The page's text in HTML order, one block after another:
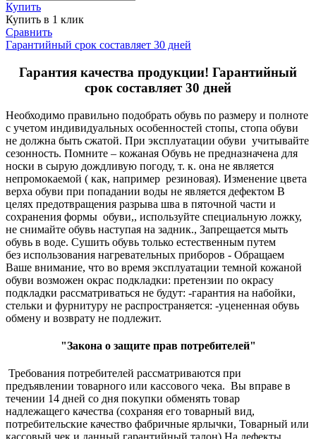
Купить
Купить в 1 клик
Сравнить
Гарантийный срок составляет 30 дней
Гарантия качества продукции! Гарантийный
срок составляет 30 дней
Необходимо правильно подобрать обувь по размеру и полноте
с учетом индивидуальных особенностей стопы, стопа обуви
не должна быть сжатой. При эксплуатации обуви учитывайте
сезонность. Помните – кожаная Обувь не предназначена для
носки в сырую дождливую погоду, т. к. она не является
непромокаемой ( как, например резиновая). Изменение цвета
верха обуви при попадании воды не является дефектом В
целях предотвращения разрыва шва в пяточной части и
сохранения формы обуви,, используйте специальную ложку,
не снимайте обувь наступая на задник., Запрещается мыть
обувь в воде. Сушить обувь только естественным путем
без использования нагревательных приборов - Обращаем
Ваше внимание, что во время эксплуатации темной кожаной
обуви возможен окрас подкладки: претензии по окрасу
подкладки рассматриваться не будут: -гарантия на набойки,
стельки и фурнитуру не распространяется: -уцененная обувь
обмену и возврату не подлежит.
"Закона о защите прав потребителей"
Требования потребителей рассматриваются при
предъявлении товарного или кассового чека. Вы вправе в
течении 14 дней со дня покупки обменять товар
надлежащего качества (сохраняя его товарный вид,
потребительские качество фабричные ярлычки, Товарный или